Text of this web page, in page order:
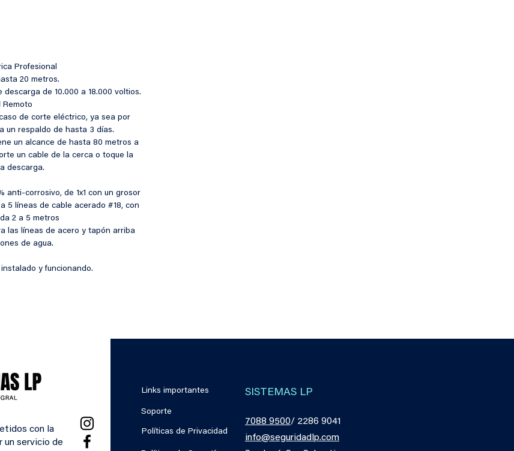
Profesional
20 metros.
de 10.000 a 18.000 voltios.
Remoto
de corte eléctrico, ya sea por
un respaldo de hasta 3 días.
un alcance de hasta 80 metros a
un cable de la cerca o toque la
descarga.
anti-corrosivo, de 1x1 con un grosor
5 líneas de cable acerado #18, con
2 a 5 metros
las líneas de acero y tapón arriba
de agua.
y funcionando.
con la
un servicio de
Links importantes
Soporte
Políticas de Privacidad
SISTEMAS LP
7088 9500/ 2286 9041
info@seguridadlp.com